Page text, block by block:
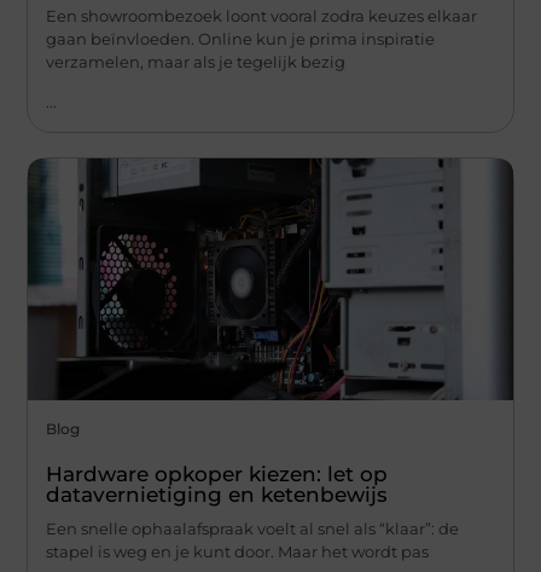
Een showroombezoek loont vooral zodra keuzes elkaar
gaan beïnvloeden. Online kun je prima inspiratie
verzamelen, maar als je tegelijk bezig
...
Blog
Hardware opkoper kiezen: let op
datavernietiging en ketenbewijs
Een snelle ophaalafspraak voelt al snel als “klaar”: de
stapel is weg en je kunt door. Maar het wordt pas